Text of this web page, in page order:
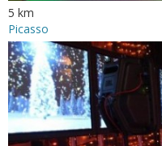
5 km
Picasso